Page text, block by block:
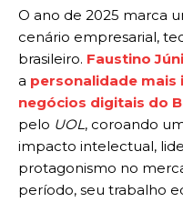
O ano de 2025 marca
cenário empresarial,
brasileiro. Faustino
a personalidade mais
negócios digitais do
pelo UOL, coroando
impacto intelectual,
protagonismo no
período, seu trabalho